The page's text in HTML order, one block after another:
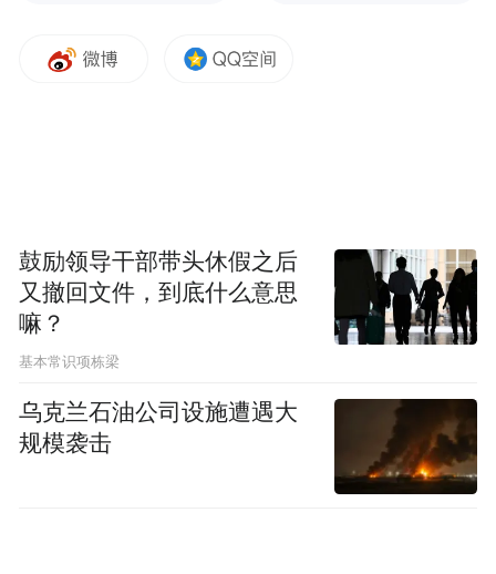
步入展区，五彩斑斓的菊花如打翻的调色
盘，将景区点缀得绚烂夺目。金黄的菊瓣舒
缀于亭台楼阁间，与趵突泉的灵动水韵交织
出“菊景交融”的绝美画面，完美诠释了“趵突
菊韵”的主题精髓。
鼓励领导干部带头休假之后
又撤回文件，到底什么意思
嘛？
基本常识项栋梁
乌克兰石油公司设施遭遇大
规模袭击